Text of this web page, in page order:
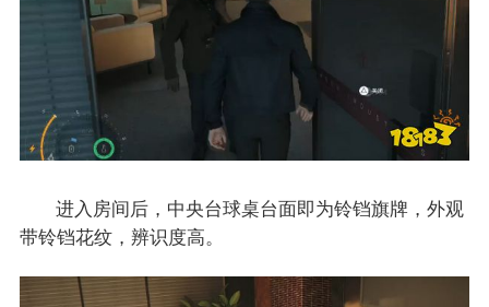
进入房间后，中央台球桌台面即为铃铛旗牌，外观
带铃铛花纹，辨识度高。